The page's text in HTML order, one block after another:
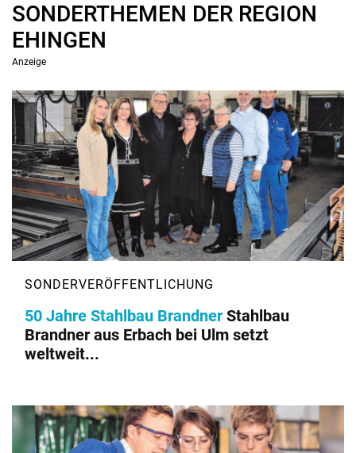
SONDERTHEMEN DER REGION
EHINGEN
Anzeige
50 Jahre Stahlbau Brandner Stahlbau
Brandner aus Erbach bei Ulm setzt
weltweit...